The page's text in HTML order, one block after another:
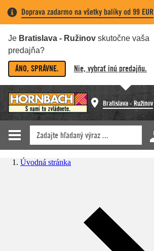
Doprava zadarmo na všetky balíky od 99 EUR
Je Bratislava - Ružinov skutočne vaša
predajňa?
ÁNO, SPRÁVNE. Nie, vybrať inú predajňu.
Bratislava - Ružinov
Úvodná stránka